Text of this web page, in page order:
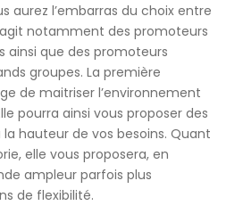
aurez l’embarras du choix entre
notamment des promoteurs
ainsi que des promoteurs
groupes. La première
de maitriser l’environnement
pourra ainsi vous proposer des
hauteur de vos besoins. Quant
elle vous proposera, en
ampleur parfois plus
de flexibilité.